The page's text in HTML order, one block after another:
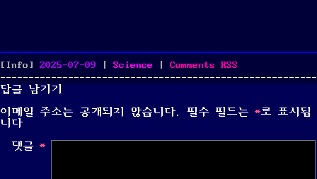
[Info] Posted
on
2025-07-09 Categories
Science Comments RSS
답글 남기기
이메일 주소는 공개되지 않습니다.
필수 필드는 *로 표시됩
니다
댓글 *